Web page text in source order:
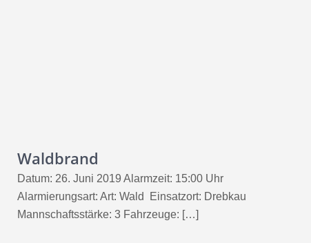
Waldbrand
Datum: 26. Juni 2019 Alarmzeit: 15:00 Uhr
Alarmierungsart: Art: Wald Einsatzort: Drebkau
Mannschaftsstärke: 3 Fahrzeuge: […]